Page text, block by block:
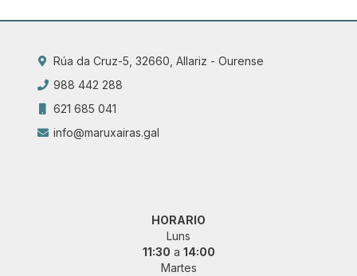
Rúa da Cruz-5, 32660, Allariz - Ourense
988 442 288
621 685 041
info@maruxairas.gal
HORARIO
Luns
11:30 a 14:00
Martes